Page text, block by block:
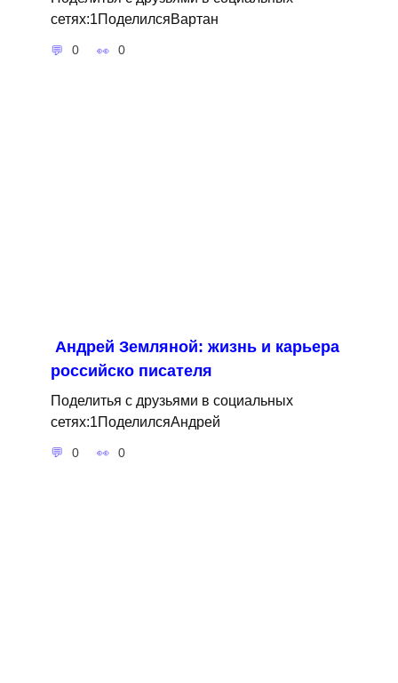
сетях:1ПоделилсяВартан
0 0
Андрей Земляной: жизнь и карьера
российско писателя
Поделитья с друзьями в социальных
сетях:1ПоделилсяАндрей
0 0